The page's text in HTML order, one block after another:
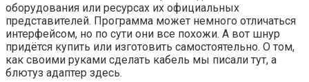
оборудования или ресурсах их официальных
представителей. Программа может немного отличаться
интерфейсом, но по сути они все похожи. А вот шнур
придётся купить или изготовить самостоятельно. О том,
как своими руками сделать кабель мы писали тут, а
блютуз адаптер здесь.